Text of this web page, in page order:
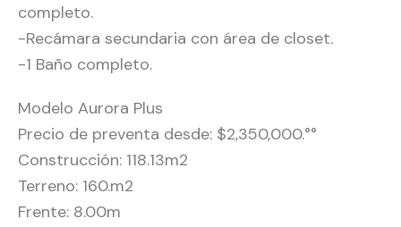
completo.
-Recámara secundaria con área de closet.
-1 Baño completo.
Modelo Aurora Plus
Precio de preventa desde: $2,350,000.°°
Construcción: 118.13m2
Terreno: 160.m2
Frente: 8.00m